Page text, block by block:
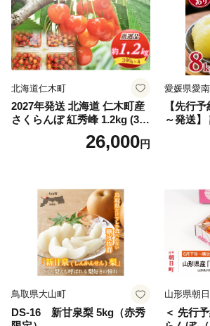
スカット おすすめ シャイン
マスカット 贈答 ギフト 産地
笛吹市 シャインマスカット
笛吹 葡萄 国産 ぶどう 人気
国産 1.2kg 先行｜
北海道仁木町
2027年発送 北海道 仁木町産
さくらんぼ 紅秀峰 1.2kg (300
g×4パック) Lサイズ以上 旬
桜桃 産地直送 サクランボ チ
26,000円
愛媛県愛
【先行
～発送
g (Mサ
ス)
産 農家
サイズ
ァーム
鳥取県大山町
DS-16 新甘泉梨 5kg（赤秀
山形県朝
＜ 先行